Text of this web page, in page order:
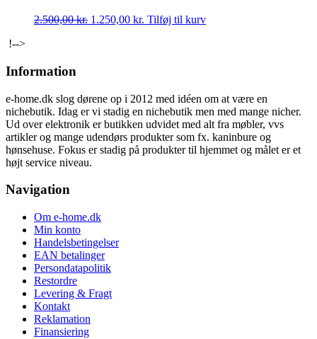
2.500,00kr. Den
1.250,00 kr. Den
Tilføj til kurv
!-->
Information
e-home.dk slog dørene op i 2012 med idéen om at være en
nichebutik. Idag er vi stadig en nichebutik men med mange nicher.
Ud over elektronik er butikken udvidet med alt fra møbler, vvs
artikler og mange udendørs produkter som fx. kaninbure og
hønsehuse. Fokus er stadig på produkter til hjemmet og målet er et
højt service niveau.
Navigation
Om e-home.dk
Min konto
Handelsbetingelser
EAN betalinger
Persondatapolitik
Restordre
Levering & Fragt
Kontakt
Reklamation
Finansiering